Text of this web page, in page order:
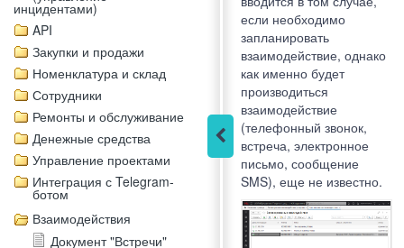
инцидентами)
API
Закупки и продажи
Номенклатура и склад
Сотрудники
Ремонты и обслуживание
Денежные средства
Управление проектами
Интеграция с Telegram-
ботом
Взаимодействия
Документ "Встречи"
если необходимо
запланировать
взаимодействие, однако
как именно будет
производиться
взаимодействие
(телефонный звонок,
встреча, электронное
письмо, сообщение
SMS), еще не известно.